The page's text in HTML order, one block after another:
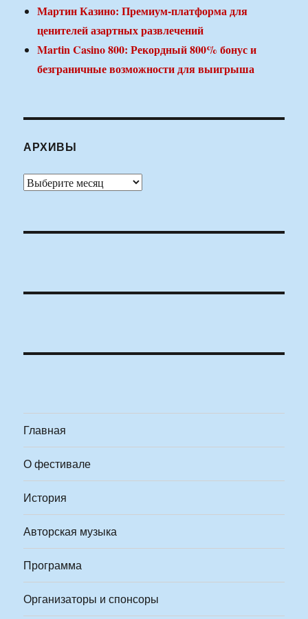
Мартин Казино: Премиум-платформа для
ценителей азартных развлечений
Martin Casino 800: Рекордный 800% бонус и
безграничные возможности для выигрыша
АРХИВЫ
Архивы
Главная
О фестивале
История
Авторская музыка
Программа
Организаторы и спонсоры